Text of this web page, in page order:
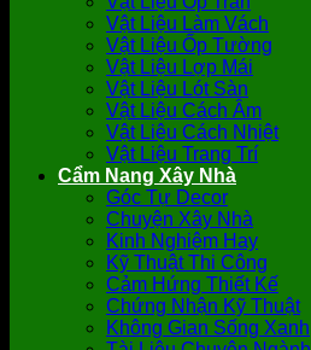
Vật Liệu Làm Vách
Vật Liệu Ốp Tường
Vật Liệu Lợp Mái
Vật Liệu Lót Sàn
Vật Liệu Cách Âm
Vật Liệu Cách Nhiệt
Vật Liệu Trang Trí
Cẩm Nang Xây Nhà
Góc Tự Decor
Chuyện Xây Nhà
Kinh Nghiệm Hay
Kỹ Thuật Thi Công
Cảm Hứng Thiết Kế
Chứng Nhận Kỹ Thuật
Không Gian Sống Xanh